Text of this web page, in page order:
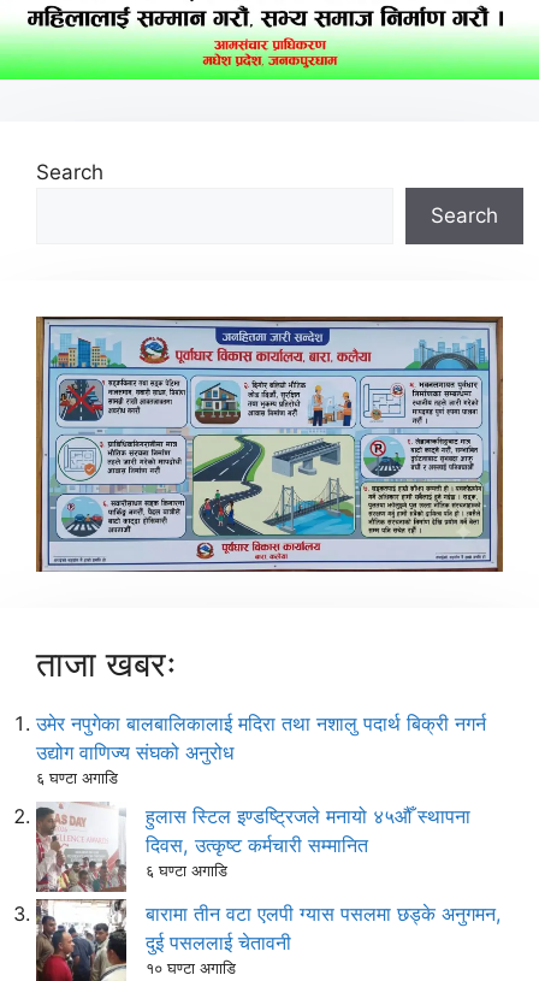
Search
Search
ताजा खबरः
उमेर नपुगेका बालबालिकालाई मदिरा तथा नशालु पदार्थ बिक्री नगर्न
उद्योग वाणिज्य संघको अनुरोध
६ घण्टा अगाडि
हुलास स्टिल इण्डष्ट्रिजले मनायो ४५औँ स्थापना
दिवस, उत्कृष्ट कर्मचारी सम्मानित
६ घण्टा अगाडि
बारामा तीन वटा एलपी ग्यास पसलमा छड्के अनुगमन,
दुई पसललाई चेतावनी
१० घण्टा अगाडि